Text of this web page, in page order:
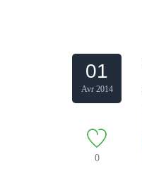
01
Avr 2014
0